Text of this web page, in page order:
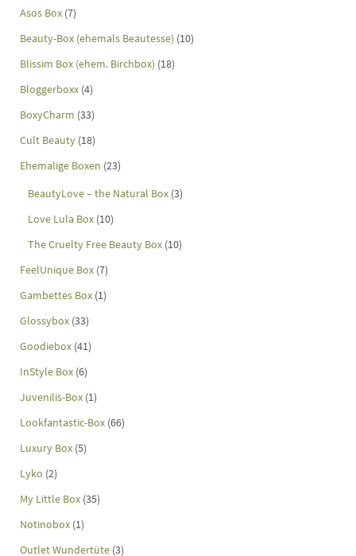
Asos Box (7)
Beauty-Box (ehemals Beautesse) (10)
Blissim Box (ehem. Birchbox) (18)
Bloggerboxx (4)
BoxyCharm (33)
Cult Beauty (18)
Ehemalige Boxen (23)
BeautyLove – the Natural Box (3)
Love Lula Box (10)
The Cruelty Free Beauty Box (10)
FeelUnique Box (7)
Gambettes Box (1)
Glossybox (33)
Goodiebox (41)
InStyle Box (6)
Juvenilis-Box (1)
Lookfantastic-Box (66)
Luxury Box (5)
Lyko (2)
My Little Box (35)
Notinobox (1)
Outlet Wundertüte (3)